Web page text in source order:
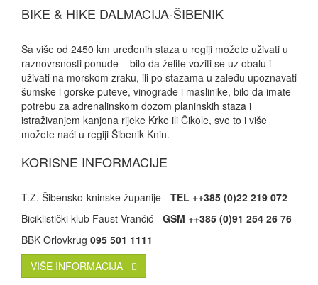
BIKE & HIKE DALMACIJA-ŠIBENIK
Sa više od 2450 km uređenih staza u regiji možete uživati u
raznovrsnosti ponude – bilo da želite voziti se uz obalu i
uživati na morskom zraku, ili po stazama u zaleđu upoznavati
šumske i gorske puteve, vinograde i maslinike, bilo da imate
potrebu za adrenalinskom dozom planinskih staza i
istraživanjem kanjona rijeke Krke ili Čikole, sve to i više
možete naći u regiji Šibenik Knin.
KORISNE INFORMACIJE
T.Z. Šibensko-kninske županije - TEL ++385 (0)22 219 072
Biciklistički klub Faust Vrančić - GSM ++385 (0)91 254 26 76
BBK Orlovkrug 095 501 1111
VIŠE INFORMACIJA